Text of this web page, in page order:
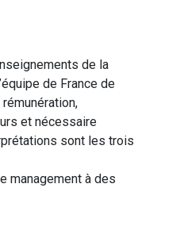
de la
de France de
et nécessaire
sont les trois
management à des